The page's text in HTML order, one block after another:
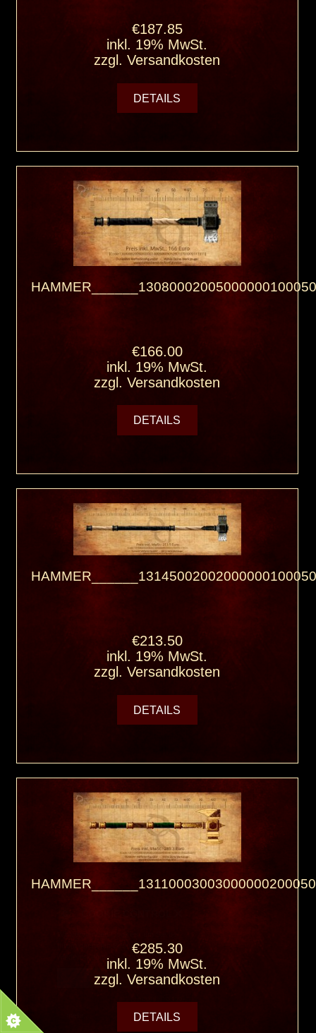
€187.85
inkl. 19% MwSt.
zzgl.Versandkosten
DETAILS
€166.00
inkl. 19% MwSt.
zzgl.Versandkosten
DETAILS
€213.50
inkl. 19% MwSt.
zzgl.Versandkosten
DETAILS
€285.30
inkl. 19% MwSt.
zzgl.Versandkosten
DETAILS